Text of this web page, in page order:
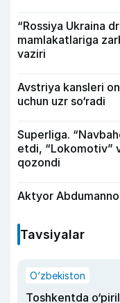
“Rossiya Ukraina
mamlakatlariga
vaziri
Avstriya kansleri
uchun uzr so‘radi
Superliga.
etdi, “Lokomotiv”
qozondi
Aktyor
Tavsiyalar
O‘zbekiston
Toshkentda